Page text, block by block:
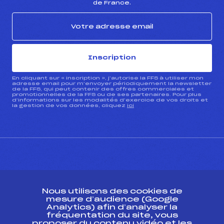
de France.
Inscription
En cliquant sur « inscription », j’autorise la FFS à utiliser mon
adresse email pour m’envoyer périodiquement la newsletter
de la FFS, qui peut contenir des offres commerciales et
promotionnelles de la FFS ou de ses partenaires. Pour plus
d’informations sur les modalités d’exercice de vos droits et
la gestion de vos données, cliquez ici
Ressources
Nous utilisons des cookies de
mesure d’audience (Google
Analytics) afin d’analyser la
fréquentation du site, vous